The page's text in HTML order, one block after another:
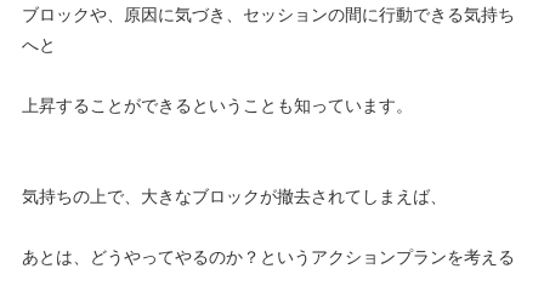
ブロックや、原因に気づき、セッションの間に行動できる気持ち
へと
上昇することができるということも知っています。
気持ちの上で、大きなブロックが撤去されてしまえば、
あとは、どうやってやるのか？というアクションプランを考える